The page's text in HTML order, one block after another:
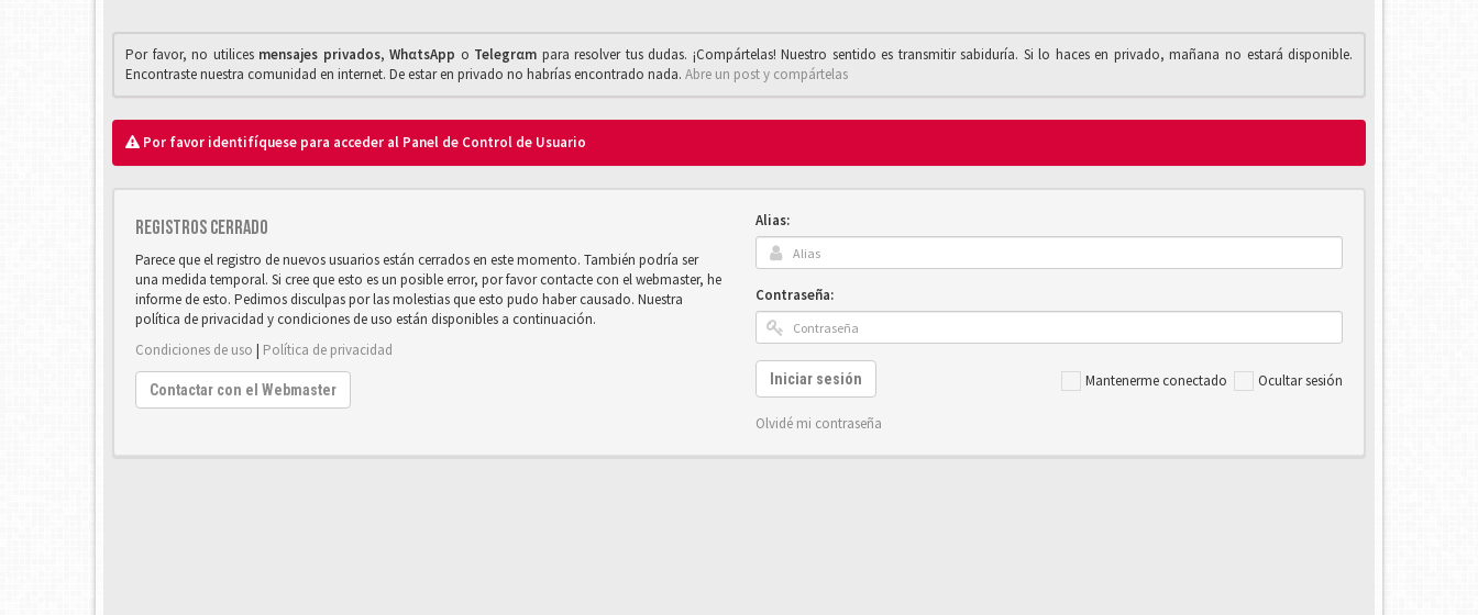
Por favor, no utilices mensajes privados,WhαtsApp o Telegrαm para resolver tus dudas. ¡Compártelas! Nuestro sentido es transmitir sabiduría. Si lo haces en privado, mañana no estará disponible.
Encontraste nuestra comunidad en internet. De estar en privado no habrías encontrado nada. Abre un post y compártelas
Por favor identifíquese para acceder al Panel de Control de Usuario
Registros cerrado
Parece que el registro de nuevos usuarios están cerrados en este momento. También podría ser
una medida temporal. Si cree que esto es un posible error, por favor contacte con el webmaster, he
informe de esto. Pedimos disculpas por las molestias que esto pudo haber causado. Nuestra
política de privacidad y condiciones de uso están disponibles a continuación.
Condiciones de uso | Política de privacidad
Contactar con el Webmaster
Alias:
Contraseña:
Mantenerme conectado Ocultar sesión
Iniciar sesión
Olvidé mi contraseña